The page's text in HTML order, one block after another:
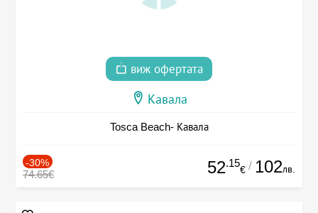
виж офертата
Кавала
Tosca Beach- Кавала
-30%
74.65€ 52.15
€ / 102лв.